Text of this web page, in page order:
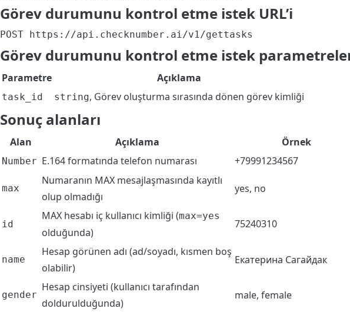
Görev durumunu kontrol etme istek URL’i
POST https://api.checknumber.ai/v1/gettasks
Görev durumunu kontrol etme istek
Parametre Açıklama
task_id string, Görev oluşturma sırasında dönen görev kimliği
Sonuç alanları
Alan Açıklama Örnek
Number E.164 formatında telefon numarası +79991234567
max
Numaranın MAX mesajlaşmasında kayıtlı
olup olmadığı
yes, no
id
MAX hesabı iç kullanıcı kimliği (max=yes
olduğunda)
75240310
name
Hesap görünen adı (ad/soyadı, kısmen boş
olabilir)
Екатерина Сагайдак
gender
Hesap cinsiyeti (kullanıcı tarafından
doldurulduğunda)
male, female